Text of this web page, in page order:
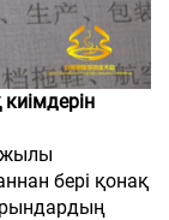
жылы
бері қонақ